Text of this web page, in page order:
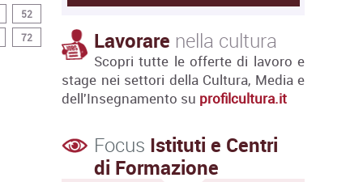
52
72
Lavorare nella cultura
Scopri tutte le offerte di lavoro e
stage nei settori della Cultura, Media e
dell'Insegnamento su profilcultura.it
Focus Istituti e Centri
di Formazione